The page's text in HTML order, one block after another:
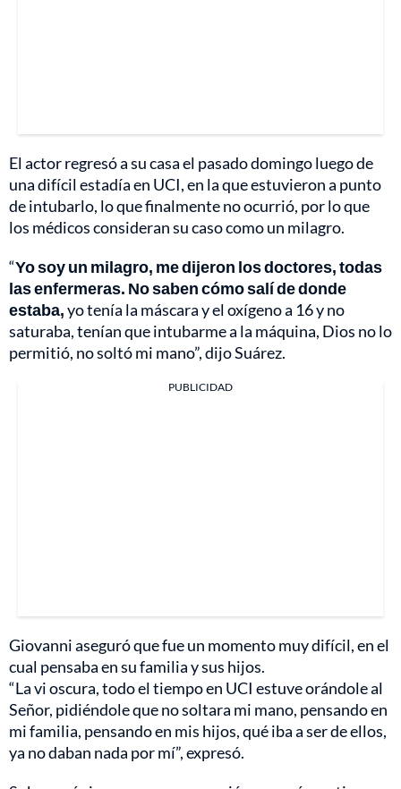
El actor regresó a su casa el pasado domingo luego de
una difícil estadía en UCI, en la que estuvieron a punto
de intubarlo, lo que finalmente no ocurrió, por lo que
los médicos consideran su caso como un milagro.
“Yo soy un milagro, me dijeron los doctores, todas
las enfermeras. No saben cómo salí de donde
estaba,yo tenía la máscara y el oxígeno a 16 y no
saturaba, tenían que intubarme a la máquina, Dios no lo
permitió, no soltó mi mano”, dijo Suárez.
PUBLICIDAD
Giovanni aseguró que fue un momento muy difícil, en el
cual pensaba en su familia y sus hijos.
“La vi oscura, todo el tiempo en UCI estuve orándole al
Señor, pidiéndole que no soltara mi mano, pensando en
mi familia, pensando en mis hijos, qué iba a ser de ellos,
ya no daban nada por mí”, expresó.